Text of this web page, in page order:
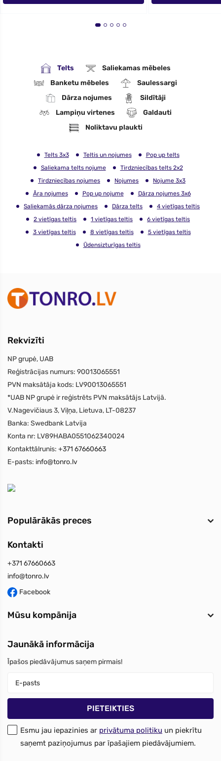
Telts
Saliekamas mēbeles
Banketu mēbeles
Saulessargi
Dārza nojumes
Sildītāji
Lampiņu virtenes
Galdauti
Noliktavu plaukti
Telts 3x3 Teltis un nojumes
Pop up telts
Saliekama telts nojume
Tirdzniecības telts 2x2
Tirdzniecības nojumes
Nojumes
Nojume 3x3
Āra nojumes
Pop up nojume
Dārza nojumes 3x6
Saliekamās dārza nojumes
Dārza telts
4 vietīgas teltis
2 vietīgas teltis
1 vietīgas teltis
6 vietīgas teltis
3 vietīgas teltis
8 vietīgas teltis
5 vietīgas teltis
Ūdensizturīgas teltis
Rekvizīti
NP grupė, UAB
Reģistrācijas numurs: 90013065551
PVN maksātāja kods: LV90013065551
*UAB NP grupė ir reģistrēts PVN maksātājs Latvijā.
V.Nagevičiaus 3, Viļņa, Lietuva, LT-08237
Banka: Swedbank Latvija
Konta nr: LV89HABA0551062340024
Kontakttālrunis: +371 67660663
E-pasts: info@tonro.lv
Populārākās preces
Kontakti
+371 67660663
info@tonro.lv
Facebook
Mūsu kompānija
Jaunākā informācija
Īpašos piedāvājumus saņem pirmais!
Esmu jau iepazinies ar privātuma politiku un piekrītu
saņemt paziņojumus par īpašajiem piedāvājumiem.